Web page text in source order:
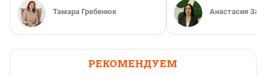
Тамара Гребенюк Анастасия
РЕКОМЕНДУЕМ